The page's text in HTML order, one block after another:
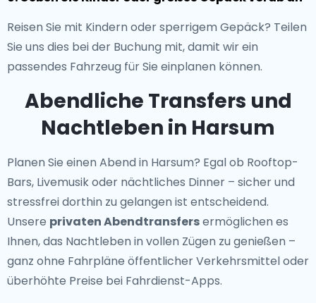
Reisen Sie mit Kindern oder sperrigem Gepäck? Teilen
Sie uns dies bei der Buchung mit, damit wir ein
passendes Fahrzeug für Sie einplanen können.
Abendliche Transfers und
Nachtleben in Harsum
Planen Sie einen Abend in Harsum? Egal ob Rooftop-
Bars, Livemusik oder nächtliches Dinner – sicher und
stressfrei dorthin zu gelangen ist entscheidend.
Unsere privaten Abendtransfersermöglichen es
Ihnen, das Nachtleben in vollen Zügen zu genießen –
ganz ohne Fahrpläne öffentlicher Verkehrsmittel oder
überhöhte Preise bei Fahrdienst-Apps.